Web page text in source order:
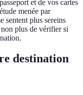
et de vos cartes
menée par
sentent plus sereins
plus de vérifier si
destination